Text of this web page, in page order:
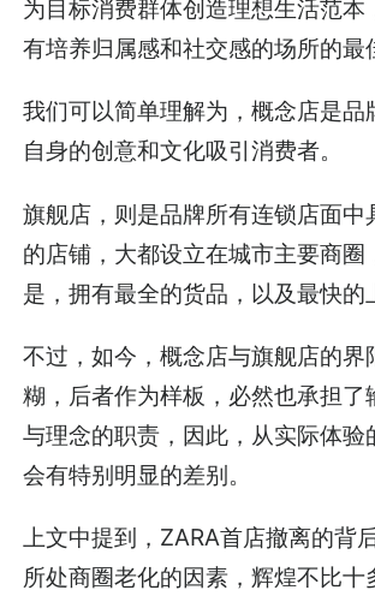
为目标消费群体创造理想生活范本
有培养归属感和社交感的场所的最
我们可以简单理解为，概念店是品
自身的创意和文化吸引消费者。
旗舰店，则是品牌所有连锁店面中
的店铺，大都设立在城市主要商圈
是，拥有最全的货品，以及最快的
不过，如今，概念店与旗舰店的界
糊，后者作为样板，必然也承担了
与理念的职责，因此，从实际体验
会有特别明显的差别。
上文中提到，ZARA首店撤离的背
所处商圈老化的因素，辉煌不比十